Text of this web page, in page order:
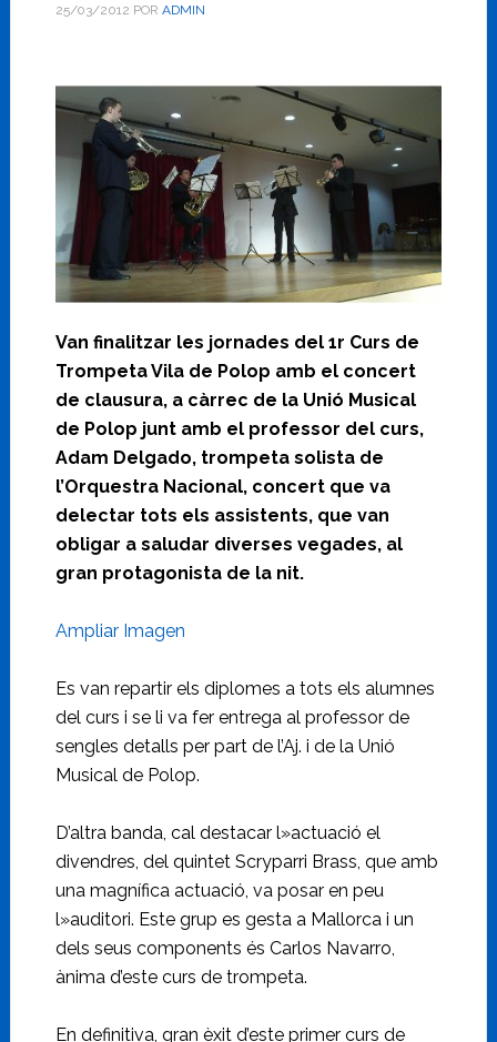
25/03/2012 POR ADMIN
Van finalitzar les jornades del 1r Curs de
Trompeta Vila de Polop amb el concert
de clausura, a càrrec de la Unió Musical
de Polop junt amb el professor del curs,
Adam Delgado, trompeta solista de
l’Orquestra Nacional, concert que va
delectar tots els assistents, que van
obligar a saludar diverses vegades, al
gran protagonista de la nit.
Ampliar Imagen
Es van repartir els diplomes a tots els alumnes
del curs i se li va fer entrega al professor de
sengles detalls per part de l’Aj. i de la Unió
Musical de Polop.
D’altra banda, cal destacar l»actuació el
divendres, del quintet Scryparri Brass, que amb
una magnífica actuació, va posar en peu
l»auditori. Este grup es gesta a Mallorca i un
dels seus components és Carlos Navarro,
ànima d’este curs de trompeta.
En definitiva, gran èxit d’este primer curs de